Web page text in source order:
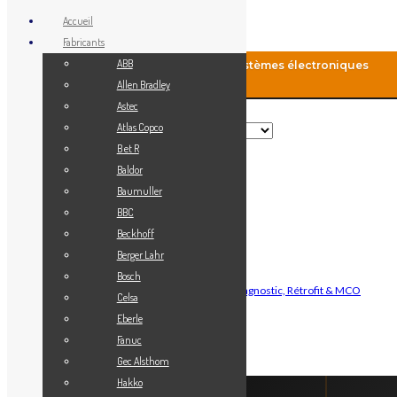
MCO-Automation: Fourniture de systèmes électroniques
industriels
Rechercher
Vendez votre matériel
Maintenance Automatisme Industriel — Diagnostic, Rétrofit & MCO
Accueil
Fabricants
ABB
Allen Bradley
Astec
Atlas Copco
B et R
Baldor
Baumuller
BBC
Beckhoff
Berger Lahr
Bosch
Celsa
Eberle
Fanuc
Gec Alsthom
Hakko